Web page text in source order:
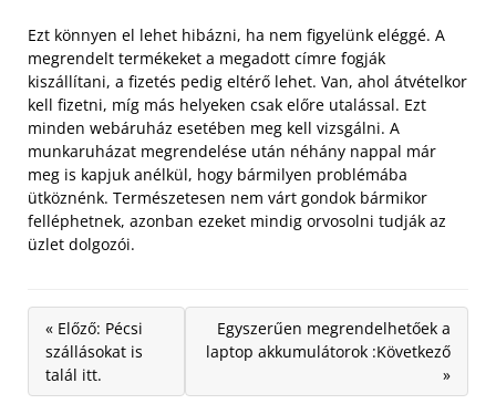
Ezt könnyen el lehet hibázni, ha nem figyelünk eléggé. A
megrendelt termékeket a megadott címre fogják
kiszállítani, a fizetés pedig eltérő lehet. Van, ahol átvételkor
kell fizetni, míg más helyeken csak előre utalással. Ezt
minden webáruház esetében meg kell vizsgálni. A
munkaruházat megrendelése után néhány nappal már
meg is kapjuk anélkül, hogy bármilyen problémába
ütköznénk. Természetesen nem várt gondok bármikor
felléphetnek, azonban ezeket mindig orvosolni tudják az
üzlet dolgozói.
« Előző: Pécsi
szállásokat is
talál itt.
Egyszerűen megrendelhetőek a
laptop akkumulátorok :Következő
»